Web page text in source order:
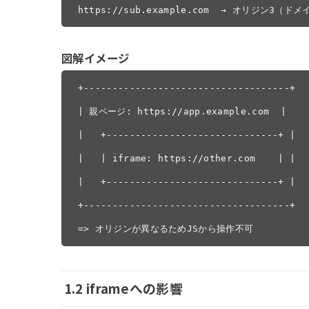
https://sub.example.com  → オリジン3（ドメイ
図解イメージ
+------------------------------------+
| 親ページ: https://app.example.com  |
|   +------------------------------+ |
|   | iframe: https://other.com    | |
|   +------------------------------+ |
+------------------------------------+
=> オリジンが異なるためJSから操作不可
1.2 iframeへの影響